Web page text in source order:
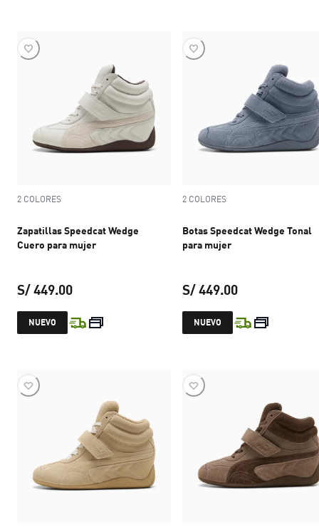
2 COLORES
Zapatillas Speedcat Wedge
Cuero para mujer
S/ 449.00
precio actual S/ 449.00
NUEVO
2 COLORES
Botas Speedcat Wedge Tonal
para mujer
S/ 449.00
precio actual
NUEVO